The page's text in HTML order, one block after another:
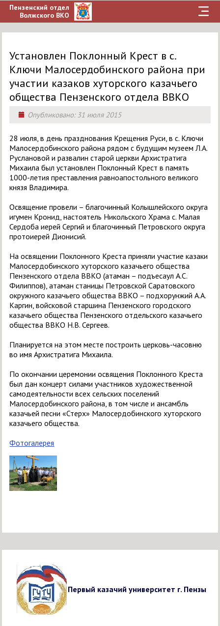
Пензенский отдел
Волжского ВКО
Установлен Поклонный Крест в с.
Ключи Малосердобинского района при
участии казаков хуторского казачьего
общества Пензенского отдела ВВКО
Опубликовано:31 июля 2015
28 июля, в день празднования Крещения Руси, в с. Ключи
Малосердобинского района рядом с будущим музеем Л.А.
Руслановой и развалин старой церкви Архистратига
Михаила был установлен Поклонный Крест в память
1000-летия преставления равноапостольного великого
князя Владимира.
Освящение провели – благочинный Колышлейского округа
игумен Кронид, настоятель Никольского Храма с. Малая
Сердоба иерей Сергий и благочинный Петровского округа
протоиерей Дионисий.
На освящении Поклонного Креста приняли участие казаки
Малосердобинского хуторского казачьего общества
Пензенского отдела ВВКО (атаман – подъесаул А.С.
Филиппов), атаман станицы Петровской Саратовского
окружного казачьего общества ВВКО – подхорунжий А.А.
Каргин, войсковой старшина Пензенского городского
казачьего общества Пензенского отдельского казачьего
общества ВВКО Н.В. Сергеев.
Планируется на этом месте построить церковь-часовню
во имя Архистратига Михаила.
По окончании церемонии освящения Поклонного Креста
был дан концерт силами участников художественной
самодеятельности всех сельских поселений
Малосердобинского района, в том числе и ансамбль
казачьей песни «Стерх» Малосердобинского хуторского
казачьего общества.
Фотогалерея
Первый казачий университет г. Пензы